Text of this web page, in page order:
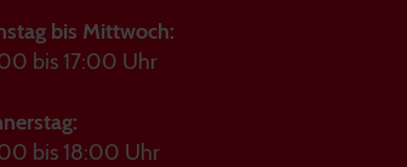
bis Mittwoch:
bis 17:00 Uhr
bis 18:00 Uhr